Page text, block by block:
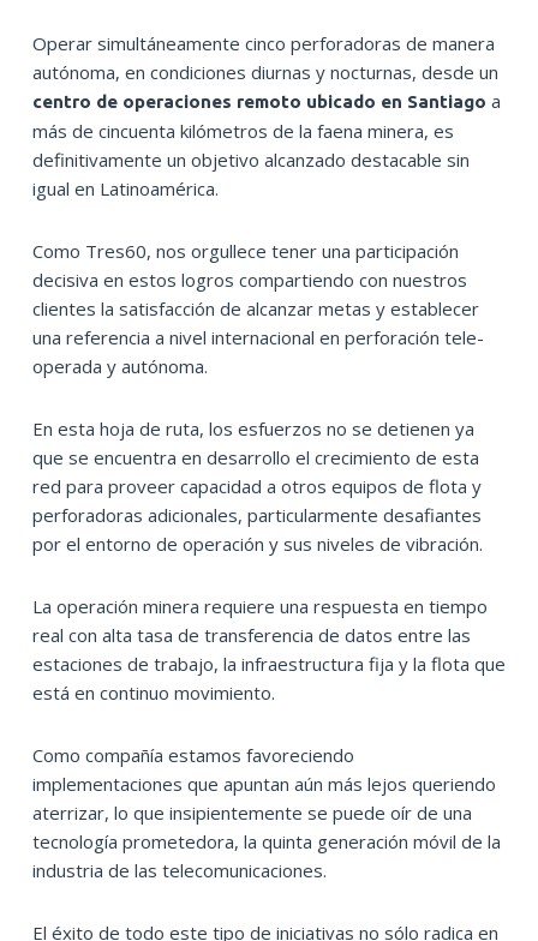
Operar simultáneamente cinco perforadoras de manera
autónoma, en condiciones diurnas y nocturnas, desde un
centro de operaciones remoto ubicado en Santiago a
más de cincuenta kilómetros de la faena minera, es
definitivamente un objetivo alcanzado destacable sin
igual en Latinoamérica.
Como Tres60, nos orgullece tener una participación
decisiva en estos logros compartiendo con nuestros
clientes la satisfacción de alcanzar metas y establecer
una referencia a nivel internacional en perforación tele-
operada y autónoma.
En esta hoja de ruta, los esfuerzos no se detienen ya
que se encuentra en desarrollo el crecimiento de esta
red para proveer capacidad a otros equipos de flota y
perforadoras adicionales, particularmente desafiantes
por el entorno de operación y sus niveles de vibración.
La operación minera requiere una respuesta en tiempo
real con alta tasa de transferencia de datos entre las
estaciones de trabajo, la infraestructura fija y la flota que
está en continuo movimiento.
Como compañía estamos favoreciendo
implementaciones que apuntan aún más lejos queriendo
aterrizar, lo que insipientemente se puede oír de una
tecnología prometedora, la quinta generación móvil de la
industria de las telecomunicaciones.
El éxito de todo este tipo de iniciativas no sólo radica en